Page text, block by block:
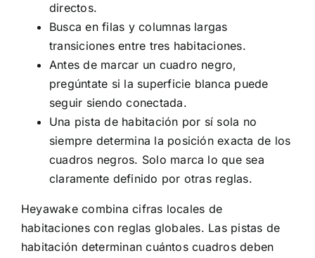
directos.
Busca en filas y columnas largas
transiciones entre tres habitaciones.
Antes de marcar un cuadro negro,
pregúntate si la superficie blanca puede
seguir siendo conectada.
Una pista de habitación por sí sola no
siempre determina la posición exacta de los
cuadros negros. Solo marca lo que sea
claramente definido por otras reglas.
Heyawake combina cifras locales de
habitaciones con reglas globales. Las pistas de
habitación determinan cuántos cuadros deben